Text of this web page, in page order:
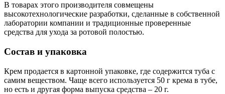
В товарах этого производителя совмещены
высокотехнологические разработки, сделанные в собственной
лаборатории компании и традиционные проверенные
средства для ухода за ротовой полостью.
Состав и упаковка
Крем продается в картонной упаковке, где содержится туба с
самим веществом. Чаще всего используется 50 г крема в тубе,
но есть и другая форма выпуска средства – 20 г.